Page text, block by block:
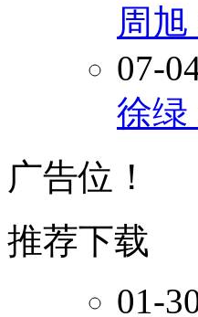
周
07-
徐绿
广告位！
推荐下载
01-